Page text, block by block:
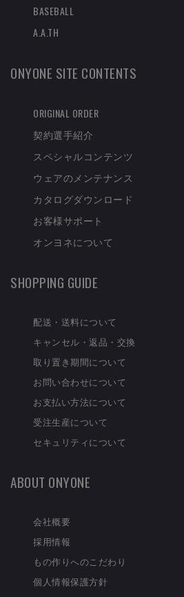
BASEBALL
A.A.TH
ONYONE SITE CONTENTS
ORIGINAL ORDER
契約選手紹介
スペシャルコンテンツ
ウェアのメンテナンス
カタログダウンロード
お客様サポート
オンヨネについて
SHOPPING GUIDE
配送・送料について
キャンセル・返品・交換
取り置き期間について
お問い合わせについて
お支払い方法について
受注生産について
セキュリティについて
ABOUT ONYONE
会社概要
採用情報
もの作りへのこだわり
個人情報保護方針